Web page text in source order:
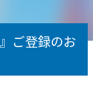
ご登録のお